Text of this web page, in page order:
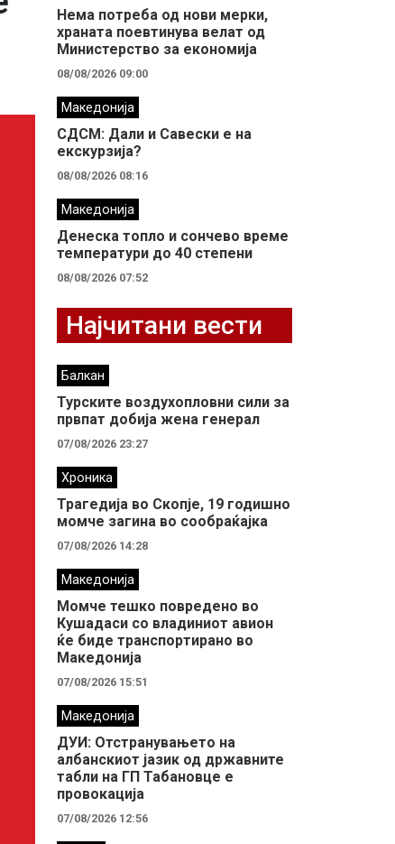
Нема потреба од нови мерки,
храната поевтинува велат од
Министерство за економија
08/08/2026 09:00
Македонија
СДСМ: Дали и Савески е на
екскурзија?
08/08/2026 08:16
Македонија
Денеска топло и сончево време
температури до 40 степени
08/08/2026 07:52
Најчитани вести
Балкан
Турските воздухопловни сили за
првпат добија жена генерал
07/08/2026 23:27
Хроника
Трагедија во Скопје, 19 годишно
момче загина во сообраќајка
07/08/2026 14:28
Македонија
Момче тешко повредено во
Кушадаси со владиниот авион
ќе биде транспортирано во
Македонија
07/08/2026 15:51
Македонија
ДУИ: Отстранувањето на
албанскиот јазик од државните
табли на ГП Табановце е
провокација
07/08/2026 12:56